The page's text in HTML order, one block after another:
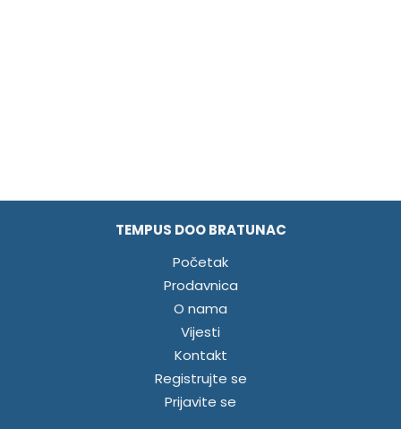
TEMPUS DOO BRATUNAC
Početak
Prodavnica
O nama
Vijesti
Kontakt
Registrujte se
Prijavite se